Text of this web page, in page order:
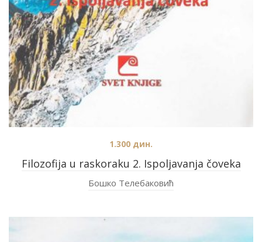
Filozofija u raskoraku 2. Ispoljavanja čoveka
1.300 дин.
Бошко Телебаковић